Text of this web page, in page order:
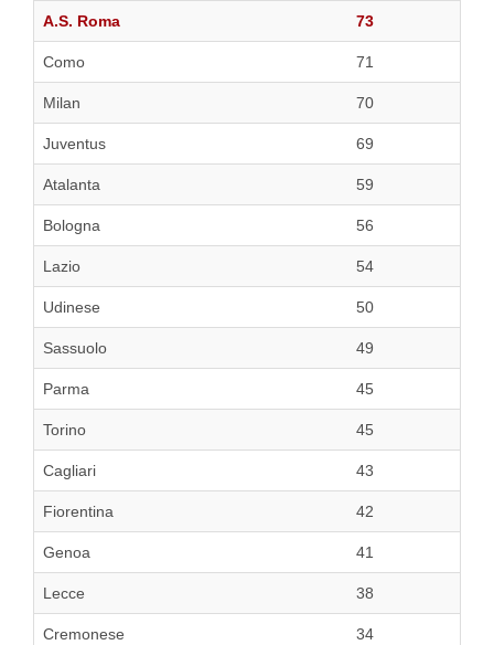
A.S. Roma 73
Como 71
Milan 70
Juventus 69
Atalanta 59
Bologna 56
Lazio 54
Udinese 50
Sassuolo 49
Parma 45
Torino 45
Cagliari 43
Fiorentina 42
Genoa 41
Lecce 38
Cremonese 34